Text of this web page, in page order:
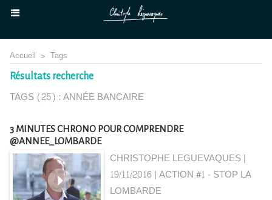
Accueil > Tags
Résultats recherche
TAGS (25) : ANNÉE BANCAIRE
3 MINUTES CHRONO POUR COMPRENDRE
@ANNEE_LOMBARDE
CHRISTOPHE LEGUEVAQUES |
19/11/2016|ACTION #1 - STOP LA
LOMBARDE